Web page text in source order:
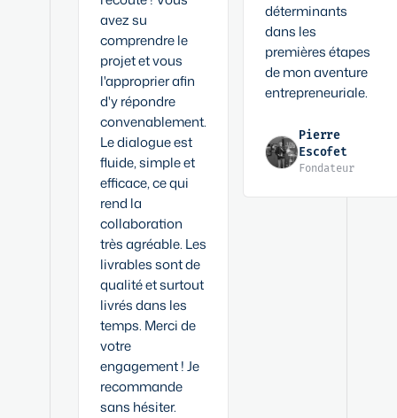
avez su
comprendre le
projet et vous
l'approprier afin
d'y répondre
convenablement.
Le dialogue est
fluide, simple et
efficace, ce qui
rend la
collaboration
très agréable. Les
livrables sont de
qualité et surtout
livrés dans les
temps. Merci de
votre
engagement ! Je
recommande
sans hésiter.
déterminants
dans les
premières étapes
de mon aventure
entrepreneuriale.
Pierre
Escofet
Fondateur